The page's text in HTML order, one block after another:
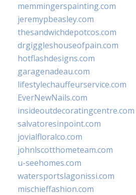
memmingerspainting.com
jeremypbeasley.com
thesandwichdepotcos.com
drgiggleshouseofpain.com
hotflashdesigns.com
garagenadeau.com
lifestylechauffeurservice.com
EverNewNails.com
insideoutdecoratingcentre.com
salvatoresinpoint.com
jovialfloralco.com
johnlscotthometeam.com
u-seehomes.com
watersportslagonissi.com
mischieffashion.com